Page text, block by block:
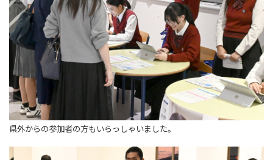
県外からの参加者の方もいらっしゃいました。